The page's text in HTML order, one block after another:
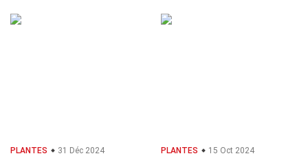
PLANTES 31 Déc 2024 PLANTES 15 Oct 2024